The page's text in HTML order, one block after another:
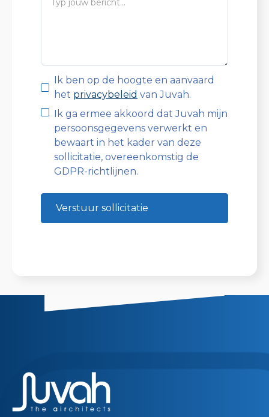
Ik ben op de hoogte en aanvaard
het privacybeleid van Juvah.
Ik ga ermee akkoord dat Juvah mijn
persoonsgegevens verwerkt en
bewaart in het kader van deze
sollicitatie, overeenkomstig de
GDPR-richtlijnen.